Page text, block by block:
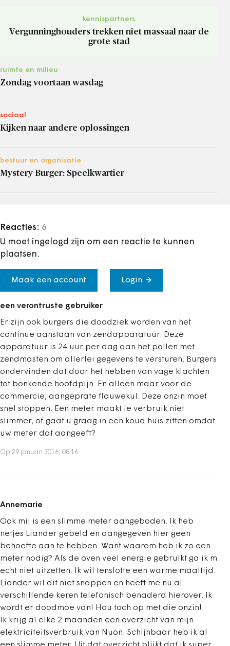
kennispartners
Vergunninghouders trekken niet massaal naar de
grote stad
ruimte en milieu
Zondag voortaan wasdag
sociaal
Kijken naar andere oplossingen
bestuur en organisatie
Mystery Burger: Speelkwartier
Reacties: 6
U moet ingelogd zijn om een reactie te kunnen
plaatsen.
Maak een account Login
een verontruste gebruiker
Er zijn ook burgers die doodziek worden van het
continue aanstaan van zendapparatuur. Deze
apparatuur is 24 uur per dag aan het pollen met
zendmasten om allerlei gegevens te versturen. Burgers
ondervinden dat door het hebben van vage klachten
tot bonkende hoofdpijn. En alleen maar voor de
commercie, aangeprate flauwekul. Deze onzin moet
snel stoppen. Een meter maakt je verbruik niet
slimmer, of gaat u graag in een koud huis zitten omdat
uw meter dat aangeeft?
Op 29 januari 2016, 08:16
Annemarie
Ook mij is een slimme meter aangeboden. Ik heb
netjes Liander gebeld en aangegeven hier geen
behoefte aan te hebben. Want waarom heb ik zo een
meter nodig? Als de oven veel energie gebruikt ga ik m
echt niet uitzetten. Ik wil tenslotte een warme maaltijd.
Liander wil dit niet snappen en heeft me nu al
verschillende keren telefonisch benaderd hierover. Ik
wordt er doodmoe van! Hou toch op met die onzin!
Ik krijg al elke 2 maanden een overzicht van mijn
elektriciteitsverbruik van Nuon. Schijnbaar heb ik al